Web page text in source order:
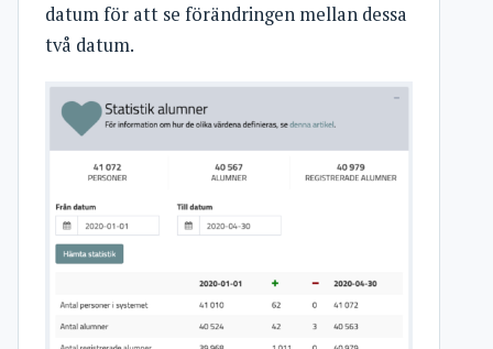
datum för att se förändringen mellan dessa
två datum.